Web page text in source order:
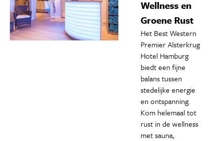
Wellness en
Groene Rust
Het Best Western
Premier Alsterkrug
Hotel Hamburg
biedt een fijne
balans tussen
stedelijke energie
en ontspanning.
Kom helemaal tot
rust in de wellness
met sauna,